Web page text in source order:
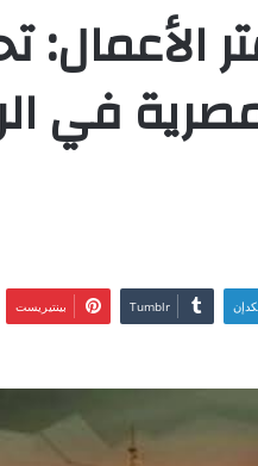
الأعمال:
في
بينتيريست